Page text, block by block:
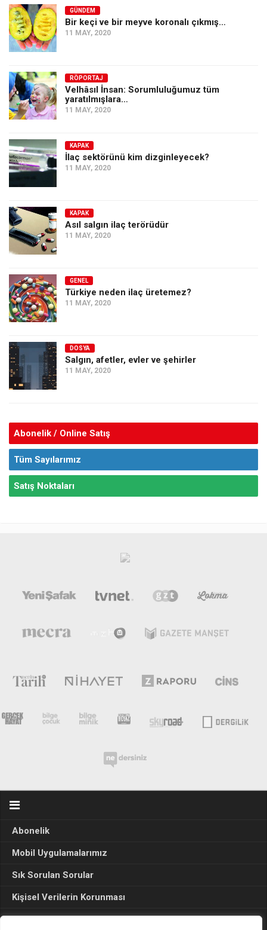
GÜNDEM
Bir keçi ve bir meyve koronalı çıkmış…
11 MAY, 2020
RÖPORTAJ
Velhâsıl İnsan: Sorumluluğumuz tüm
yaratılmışlara…
11 MAY, 2020
KAPAK
İlaç sektörünü kim dizginleyecek?
11 MAY, 2020
KAPAK
Asıl salgın ilaç terörüdür
11 MAY, 2020
GENEL
Türkiye neden ilaç üretemez?
11 MAY, 2020
DOSYA
Salgın, afetler, evler ve şehirler
11 MAY, 2020
Abonelik / Online Satış
Tüm Sayılarımız
Satış Noktaları
Abonelik
Mobil Uygulamalarımız
Sık Sorulan Sorular
Kişisel Verilerin Korunması
Seçim Sonuçları 2024